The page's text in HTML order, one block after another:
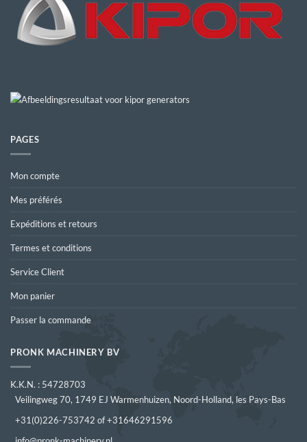
PAGES
Mon compte
Mes préférés
Expéditions et retours
Termes et conditions
Service Client
Mon panier
Passer la commande
PRONK MACHINERY BV
K.K.N. : 54728703
Veilingweg 70, 1749 EJ Warmenhuizen, Noord-Holland, les Pays-Bas
+31(0)226-753742 of +31646291596